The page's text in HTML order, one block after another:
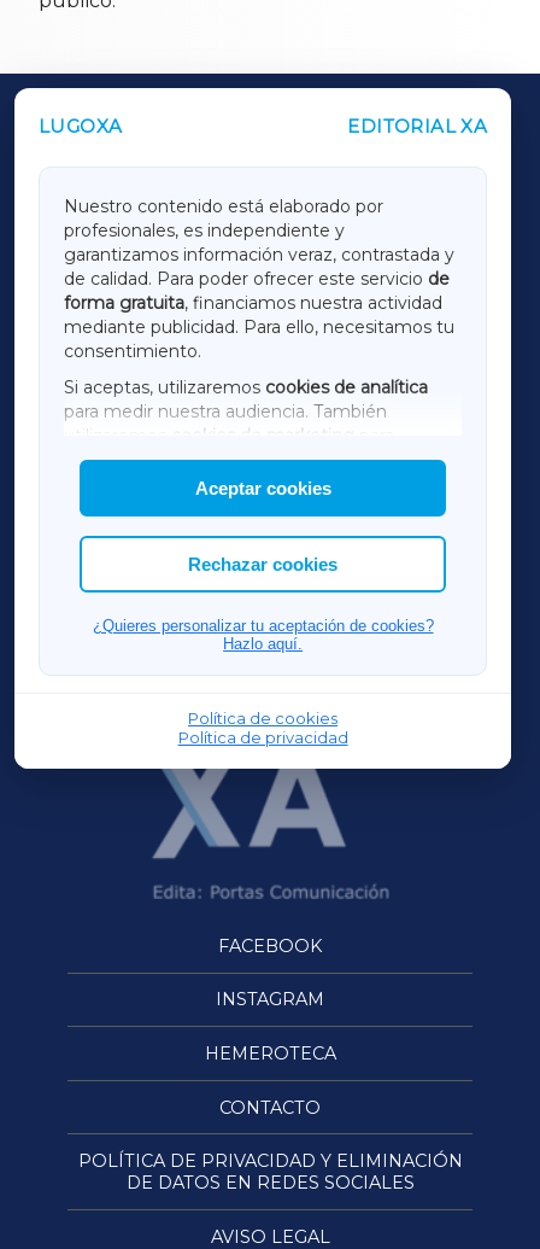
LUGOXA EDITORIAL XA
Nuestro contenido está elaborado por
profesionales, es independiente y
garantizamos información veraz, contrastada y
de calidad. Para poder ofrecer este servicio de
forma gratuita, financiamos nuestra actividad
mediante publicidad. Para ello, necesitamos tu
consentimiento.
Si aceptas, utilizaremos cookies de analítica
para medir nuestra audiencia. También
utilizaremos
cookies de marketing
mostrar publicidad de terceros.
Asimismo, puedes personalizar la elección de
las cookies que deseas permitir.
Aceptar cookies
Rechazar cookies
¿Quieres personalizar tu aceptación de cookies?
Hazlo aquí.
Política de cookies
Política de privacidad
OUTROS PERIÓDICOS
LUGOXA
TERRACHAXA
AMARIÑAXA
RIBEIRASACRAXA
ACORUÑAXA
FERROLXA
OURENSEXA
FACEBOOK
INSTAGRAM
HEMEROTECA
CONTACTO
POLÍTICA DE PRIVACIDAD Y ELIMINACIÓN
DE DATOS EN REDES SOCIALES
AVISO LEGAL